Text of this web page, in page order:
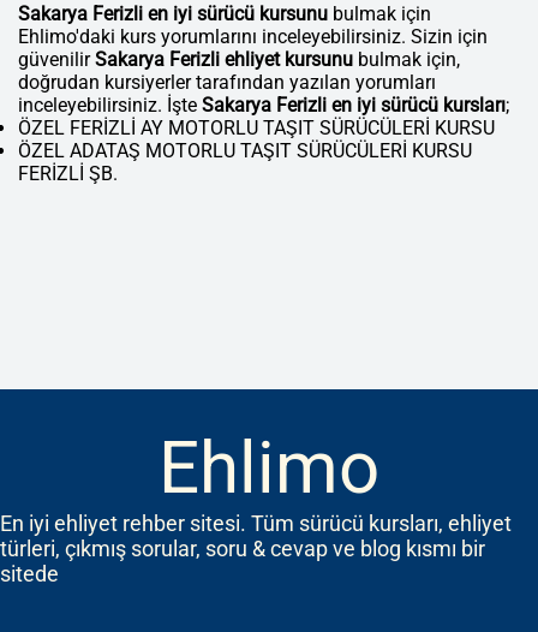
Sakarya Ferizli en iyi sürücü kursunu bulmak için
Ehlimo'daki kurs yorumlarını inceleyebilirsiniz. Sizin için
güvenilirSakarya Ferizli ehliyet kursunu bulmak için,
doğrudan kursiyerler tarafından yazılan yorumları
inceleyebilirsiniz. İşte Sakarya Ferizli en iyi sürücü kursları;
ÖZEL FERİZLİ AY MOTORLU TAŞIT SÜRÜCÜLERİ KURSU
ÖZEL ADATAŞ MOTORLU TAŞIT SÜRÜCÜLERİ KURSU
FERİZLİ ŞB.
Ehlimo
En iyi ehliyet rehber sitesi. Tüm sürücü kursları, ehliyet
türleri, çıkmış sorular, soru & cevap ve blog kısmı bir
sitede